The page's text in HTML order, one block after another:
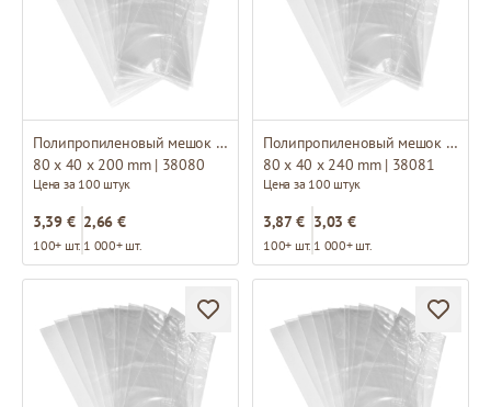
Полипропиленовый мешок с боковой складкой
80 x 40 x 200 mm | 38080
Цена за 100 штук
3,39 €
100+ шт.
2,66 €
1 000+ шт.
Полипропиленовый мешок с боковой складкой
80 x 40 x 240 mm | 38081
Цена за 100 штук
3,87 €
100+ шт.
3,03 €
1 000+ шт.